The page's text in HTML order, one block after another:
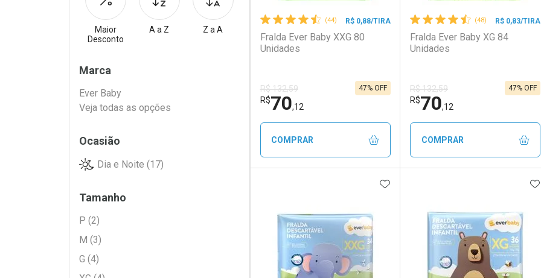
(44) R$ 0,88/TIRA
Fralda Ever Baby XXG 80
Unidades
R$ 132,59
R$70,12
47% OFF
COMPRAR
FECHAR
Laboratório
FECHAR
Por Menos
(48) R$ 0,83/TIRA
Fralda Ever Baby XG 84
Unidades
R$ 132,59
R$70,12
47% OFF
COMPRAR
Laboratório
Por Menos
ADICIONAR AOS FAVORITOS
Maior
Desconto
A a Z Z a A
Filtros
Marca
Ever Baby
Veja todas as opções
Ocasião
Dia e Noite (17)
Tamanho
P (2)
M (3)
G (4)